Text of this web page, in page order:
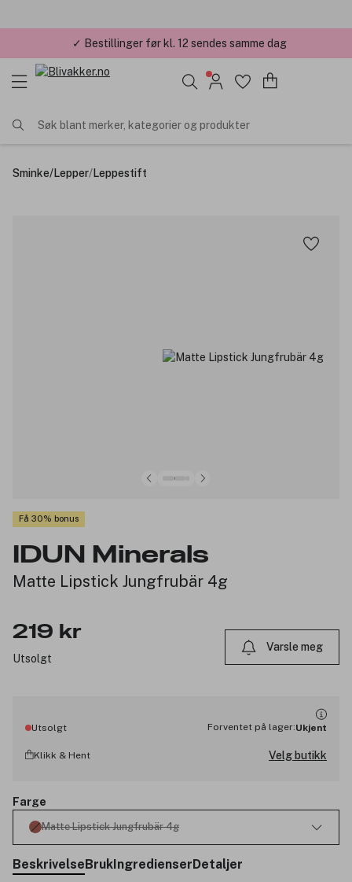
✓ Bestillinger før kl. 12 sendes samme dag
Søk blant merker, kategorier og produkter
Sminke/Lepper/Leppestift
Få 30% bonus
IDUN Minerals
Matte Lipstick Jungfrubär 4g
219 kr
Utsolgt
Varsle meg
Utsolgt Forventet på lager:Ukjent
Klikk & Hent Velg butikk
Farge
Matte Lipstick Jungfrubär 4g
BeskrivelseBrukIngredienserDetaljer